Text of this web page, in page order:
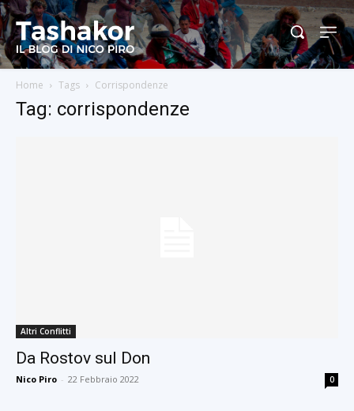
Home Tags Corrispondenze
Tag: corrispondenze
Altri Conflitti
Da Rostov sul Don
Nico Piro - 22 Febbraio 2022 0